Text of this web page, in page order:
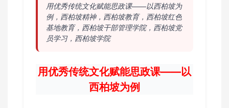
用优秀传统文化赋能思政课——以西柏坡为
例，西柏坡精神，西柏坡教育，西柏坡红色
基地教育，西柏坡干部管理学院，西柏坡党
员学习，西柏坡学院
用优秀传统文化赋能思政课——以
西柏坡为例